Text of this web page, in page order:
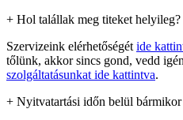
+ Hol talállak meg titeket helyileg?
Szervizeink elérhetőségét ide
tőlünk, akkor sincs gond, vedd
szolgáltatásunkat ide kattintva.
+ Nyitvatartási időn belül bármikor